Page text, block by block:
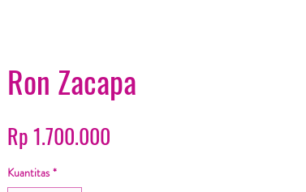
Ron Zacapa
Rp 1.700.000
Kuantitas *